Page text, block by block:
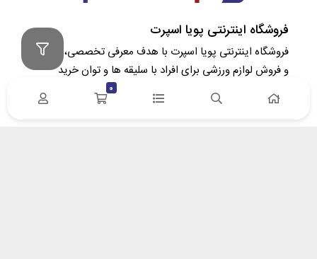
فروشگاه اینترنتی پویا اسپرت
فروشگاه اینترنتی پویا اسپرت با هدف معرفی تخصصی، مشاوره
و فروش لوازم ورزشی برای افراد با سلیقه‌ ها و توان خرید
متفاوت تاسیس گردید. در پویا اسپرت سعی کردیم، ارتباط
مستقیم بین وارد کننده/تولید کننده و خریدار را برقرار نماییم.
0